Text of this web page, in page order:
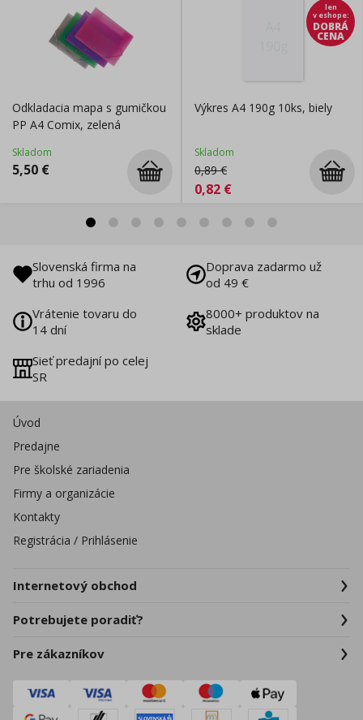
Odkladacia mapa s gumičkou
PP A4 Comix, zelená
Skladom
5,50 €
len
v eshope:
DOBRÁ
CENA
Výkres A4 190g 10ks, biely
Skladom
0,89€
0,82 €
Slovenská firma na
trhu od 1996
Doprava zadarmo už
od 49 €
Vrátenie tovaru do
14 dní
8000+ produktov na
sklade
Sieť predajní po celej
SR
Úvod
Predajne
Pre školské zariadenia
Firmy a organizácie
Kontakty
Registrácia / Prihlásenie
Internetový obchod
Potrebujete poradiť?
Pre zákazníkov